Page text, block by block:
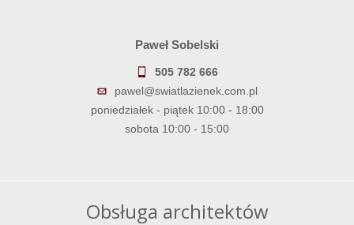
Paweł Sobelski
505 782 666
pawel@swiatlazienek.com.pl
poniedziałek - piątek 10:00 - 18:00
sobota 10:00 - 15:00
Obsługa architektów